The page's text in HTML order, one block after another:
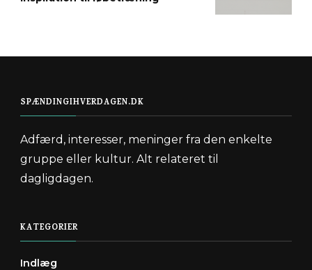
SPÆNDINGIHVERDAGEN.DK
Adfærd, interesser, meninger fra den enkelte
gruppe eller kultur. Alt relateret til
dagligdagen.
KATEGORIER
Indlæg